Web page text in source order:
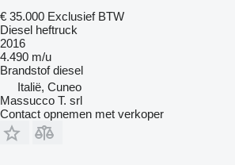
€ 35.000 Exclusief BTW
Diesel heftruck
2016
4.490 m/u
Brandstof diesel
Italië, Cuneo
Massucco T. srl
Contact opnemen met verkoper